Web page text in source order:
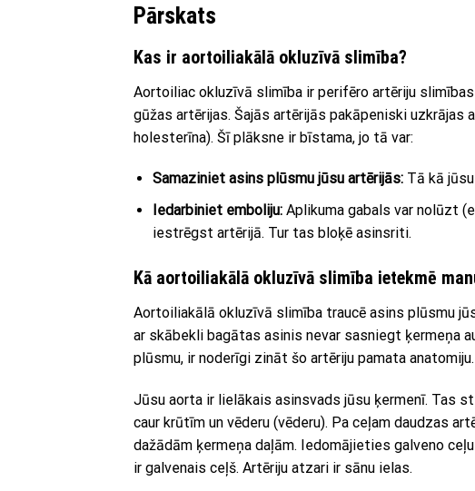
Pārskats
Kas ir aortoiliakālā okluzīvā slimība?
Aortoiliac okluzīvā slimība ir perifēro artēriju
gūžas artērijas. Šajās artērijās pakāpeniski uzkrājas
holesterīna). Šī plāksne ir bīstama, jo tā var:
Samaziniet asins plūsmu jūsu artērijās:Tā kā jūsu
Iedarbiniet emboliju:Aplikuma gabals var nolūzt
iestrēgst artērijā. Tur tas bloķē asinsriti.
Kā aortoiliakālā okluzīvā slimība ietekmē
Aortoiliakālā okluzīvā slimība traucē asins plūsmu
ar skābekli bagātas asinis nevar sasniegt ķermeņa
plūsmu, ir noderīgi zināt šo artēriju pamata anatomiju.
Jūsu aorta ir lielākais asinsvads jūsu ķermenī. Tas
caur krūtīm un vēderu (vēderu). Pa ceļam daudzas
dažādām ķermeņa daļām. Iedomājieties galveno
ir galvenais ceļš. Artēriju atzari ir sānu ielas.